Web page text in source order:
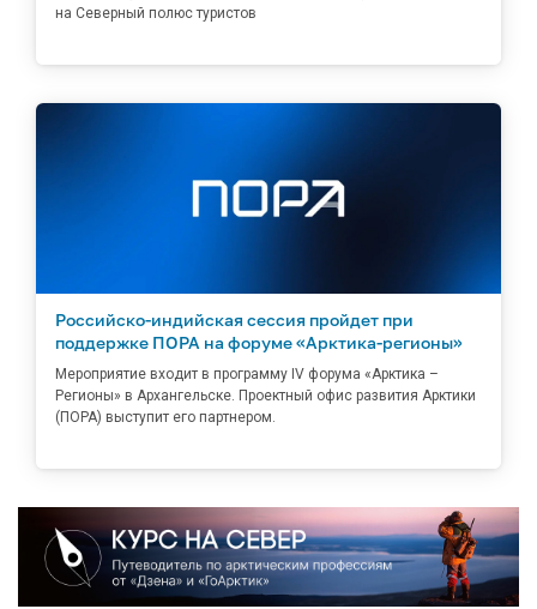
на Северный полюс туристов
Российско-индийская сессия пройдет при
поддержке ПОРА на форуме «Арктика-регионы»
Мероприятие входит в программу IV форума «Арктика –
Регионы» в Архангельске. Проектный офис развития Арктики
(ПОРА) выступит его партнером.